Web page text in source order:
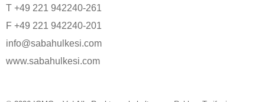
T +49 221 942240-261
F +49 221 942240-201
info@sabahulkesi.com
www.sabahulkesi.com